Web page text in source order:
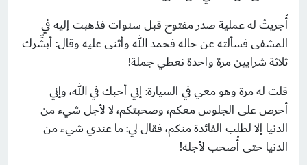
أُجريتْ له عملية صدر مفتوح قبل سنوات فذهبت إليه في
المشفى فسألته عن حاله فحمد الله وأثنى عليه وقال: أبشِّرك
ثلاثة شرايين مرة واحدة نعطي جملة!
قلت له مرة وهو معي في السيارة: إني أحبك في الله، وإني
أحرص على الجلوس معكم، وصحبتكم، لا لأجل شيء من
الدنيا إلا لطلب الفائدة منكم، فقال لي: ما عندي شيء من
الدنيا حتى أُصحب لأجله!